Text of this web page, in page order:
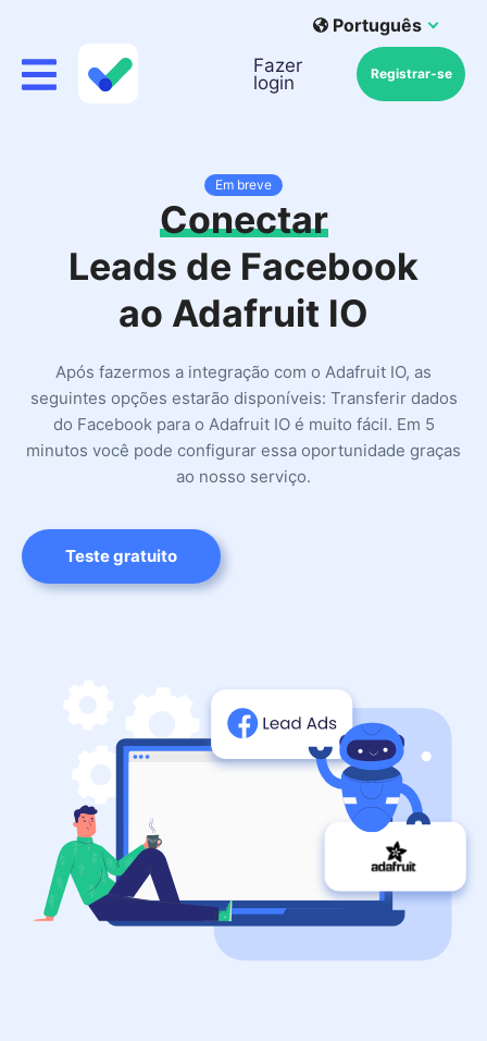
Português
Fazer
login
Registrar-se
Em breve
Conectar
Leads de Facebook
ao Adafruit IO
Após fazermos a integração com o Adafruit IO, as
seguintes opções estarão disponíveis: Transferir dados
do Facebook para o Adafruit IO é muito fácil. Em 5
minutos você pode configurar essa oportunidade graças
ao nosso serviço.
Teste gratuito